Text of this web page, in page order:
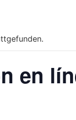
en